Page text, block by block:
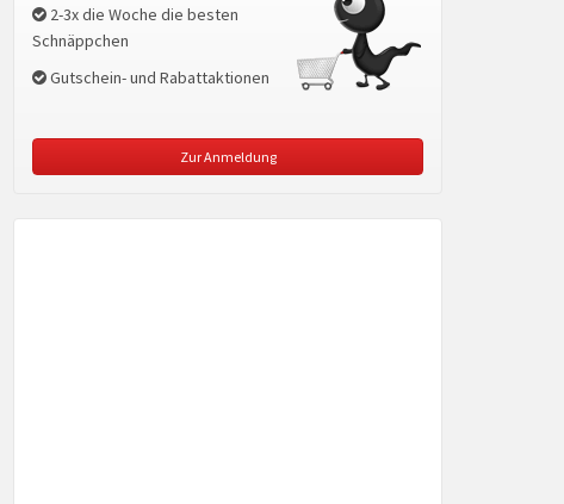
2-3x die Woche die besten
Schnäppchen
Gutschein- und Rabattaktionen
Zur Anmeldung